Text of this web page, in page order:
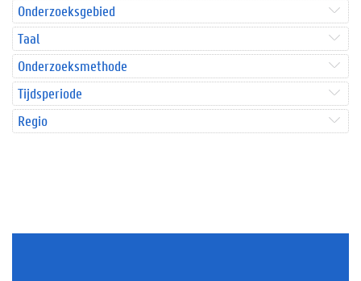
Onderzoeksgebied
Taal
Onderzoeksmethode
Tijdsperiode
Regio